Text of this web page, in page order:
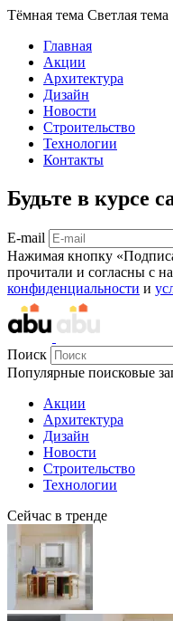
Тёмная тема Светлая тема
Главная
Акции
Архитектура
Дизайн
Новости
Строительство
Технологии
Контакты
Будьте в курсе
E-mail
Нажимая кнопку
прочитали и согласны с
конфиденциальности и
Поиск
Популярные поисковые
Акции
Архитектура
Дизайн
Новости
Строительство
Технологии
Сейчас в тренде